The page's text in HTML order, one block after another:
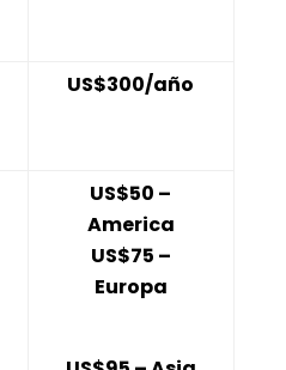
US$300/año
US$50 –
America
US$75 –
Europa